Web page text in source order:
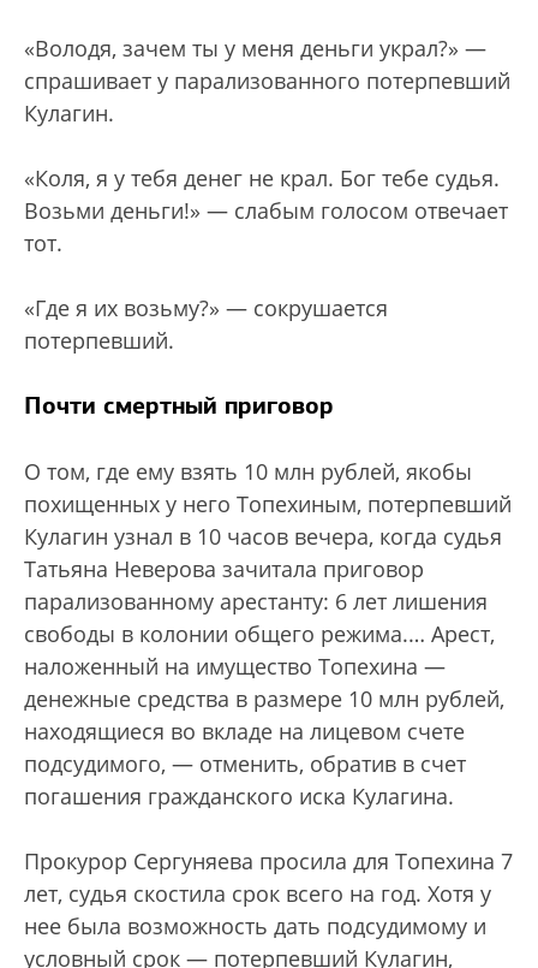
«Володя, зачем ты у меня деньги украл?» —
спрашивает у парализованного потерпевший
Кулагин.
«Коля, я у тебя денег не крал. Бог тебе судья.
Возьми деньги!» — слабым голосом отвечает
тот.
«Где я их возьму?» — сокрушается
потерпевший.
Почти смертный приговор
О том, где ему взять 10 млн рублей, якобы
похищенных у него Топехиным, потерпевший
Кулагин узнал в 10 часов вечера, когда судья
Татьяна Неверова зачитала приговор
парализованному арестанту: 6 лет лишения
свободы в колонии общего режима.… Арест,
наложенный на имущество Топехина —
денежные средства в размере 10 млн рублей,
находящиеся во вкладе на лицевом счете
подсудимого, — отменить, обратив в счет
погашения гражданского иска Кулагина.
Прокурор Сергуняева просила для Топехина 7
лет, судья скостила срок всего на год. Хотя у
нее была возможность дать подсудимому и
условный срок — потерпевший Кулагин,